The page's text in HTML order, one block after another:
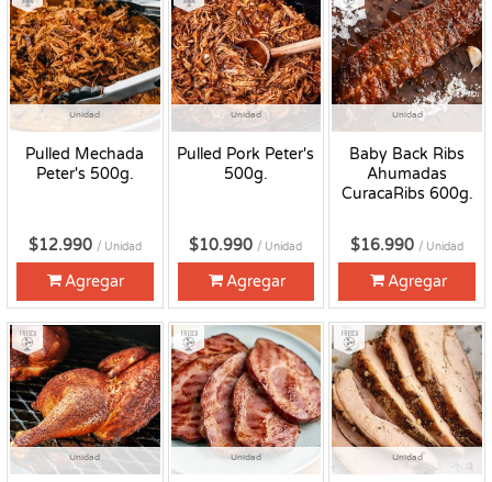
Unidad
Pulled Mechada
Peter's 500g.
$12.990 / Unidad
Agregar
Unidad
Pulled Pork Peter's
500g.
$10.990 / Unidad
Agregar
Unidad
Baby Back Ribs
Ahumadas
CuracaRibs 600g.
$16.990 / Unidad
Agregar
Unidad
Fresco
Unidad
Fresco
Unidad
Fresco